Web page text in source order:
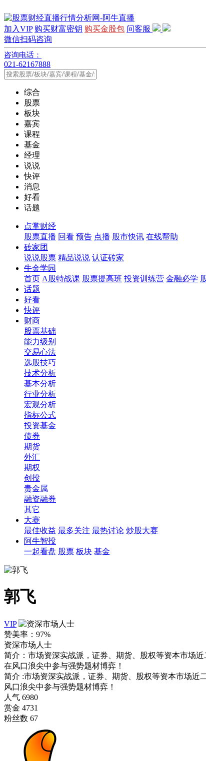
加入VIP 购买财富密钥 购买金股包 问客服
微信扫码咨询
咨询电话：
021-62167888
综合
股票
板块
嘉宾
课程
基金
经理
说说
快评
消息
好看
话题
点掌财经
股票直播 回看 预告 点播 股市快讯 在线帮助
砖家团
说说股票 精品说说 认证砖家
牛金学园
首页 A股特战课 股票提高班 投资训练营 金融必学
话题
好看
快评
财商
股票基础
能力级别
交易心法
选股技巧
技术分析
基本分析
行业分析
宏观分析
指标公式
投资基金
债券
期货
外汇
期权
创投
贵金属
融资融券
其它
大赛
最佳收益 最多关注 最热讨论 炒股大赛
阿牛智投
一起看盘 股票 板块 基金
郭飞
VIP
赞美率： 97%
资深市场人士
简介： 市场资深实战派，证券、期货、股权等资本市场
在风口浪尖中参与强势题材博弈！
简介 :市场资深实战派，证券、期货、股权等资本市场近
风口浪尖中参与强势题材博弈！
人气 6980
赏金 4731
粉丝数 67